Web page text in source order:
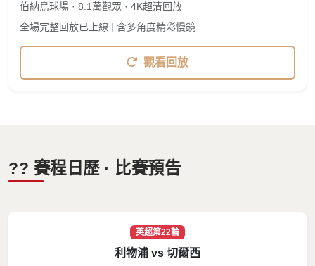
伯納烏球場 · 8.1萬觀眾 · 4K超清回放
全場完整回放已上線 | 含多角度精彩慢鏡
觀看回放
?? 賽程日歷 · 比賽預告
英超第22輪
利物浦 vs 切爾西